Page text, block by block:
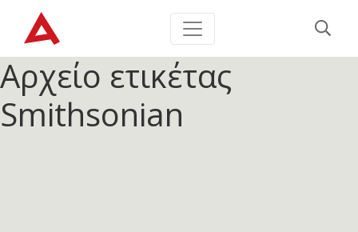
Αρχείο ετικέτας
Smithsonian